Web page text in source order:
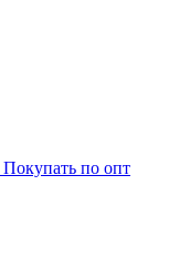
Покупать по опт